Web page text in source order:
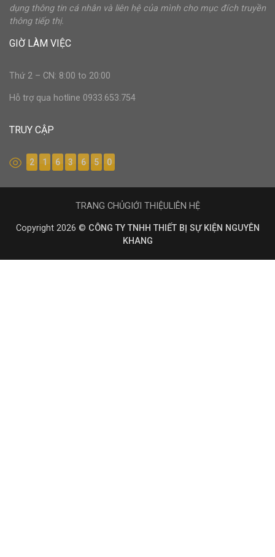
dụng thông tin cá nhân và liên hệ của mình cho mục đích truyền
thông tiếp thị.
GIỜ LÀM VIỆC
Thứ 2 – CN: 8:00 to 20:00
Hỗ trợ qua hotline 0933.653.754
TRUY CẬP
2 1 6 3 6 5 0
Copyright 2026 © CÔNG TY TNHH THIẾT BỊ SỰ KIỆN NGUYÊN
KHANG
TRANG CHỦGIỚI THIỆULIÊN HỆ